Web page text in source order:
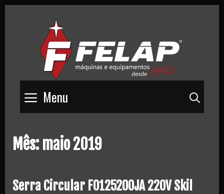
Menu
Mês:maio 2019
Serra Circular F0125200JA 220V Skil